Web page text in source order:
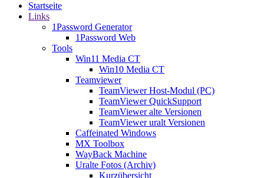
Startseite
Links
1Password Generator
1Password Web
Tools
Win11 Media CT
Win10 Media CT
Teamviewer
TeamViewer Host-Modul (PC)
TeamViewer QuickSupport
TeamViewer alte Versionen
TeamViewer uralt Versionen
Caffeinated Windows
MX Toolbox
WayBack Machine
Uralte Fotos (Archiv)
Kurzübersicht